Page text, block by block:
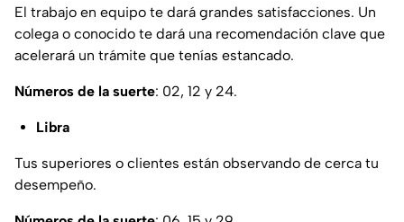
El trabajo en equipo te dará grandes satisfacciones. Un
colega o conocido te dará una recomendación clave que
acelerará un trámite que tenías estancado.
Números de la suerte: 02, 12 y 24.
Libra
Tus superiores o clientes están observando de cerca tu
desempeño.